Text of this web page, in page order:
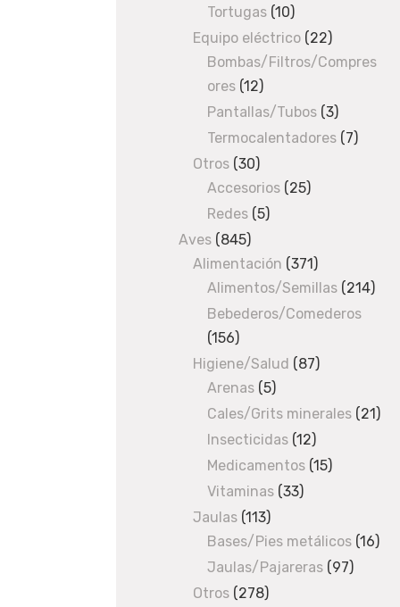
a
l
u
/C
o
l
a
s
a
n
i
r
a
s
i
a
products
Tortugas 1010
products
Equipo eléctrico 2222
products
Bombas/Filtros/Compres
ores 1212
products
Pantallas/Tubos 33
products
Termocalentadores 77
Otros 3030
products
Accesorios 2525
Redes 55
Aves 845845
products
Alimentación 371371
products
Alimentos/Semillas 214214
Bebederos/Comederos
156156
products
Higiene/Salud 8787
Arenas 55
products
Cales/Grits minerales 2121
Insecticidas 1212
products
Medicamentos 1515
Vitaminas 3333
Jaulas 113113
products
Bases/Pies metálicos 1616
Jaulas/Pajareras 9797
Otros 278278